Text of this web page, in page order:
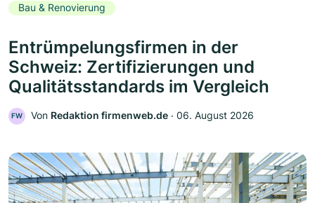
Bau & Renovierung
Entrümpelungsfirmen in der
Schweiz: Zertifizierungen und
Qualitätsstandards im Vergleich
FW Von Redaktion firmenweb.de ‧ 06. August 2026